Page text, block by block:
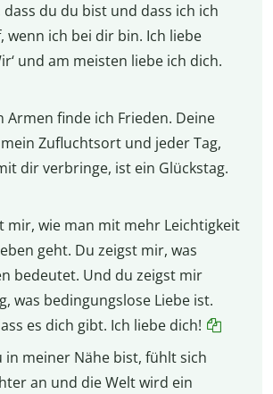
dass du du bist und dass ich ich
wenn ich bei dir bin. Ich liebe
und am meisten liebe ich dich.
Armen finde ich Frieden. Deine
Zufluchtsort und jeder Tag,
dir verbringe, ist ein Glückstag.
mir, wie man mit mehr Leichtigkeit
geht. Du zeigst mir, was
bedeutet. Und du zeigst mir
was bedingungslose Liebe ist.
es dich gibt. Ich liebe dich!
in meiner Nähe bist, fühlt sich
an und die Welt wird ein